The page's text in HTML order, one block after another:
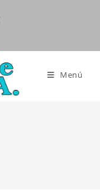
Menú